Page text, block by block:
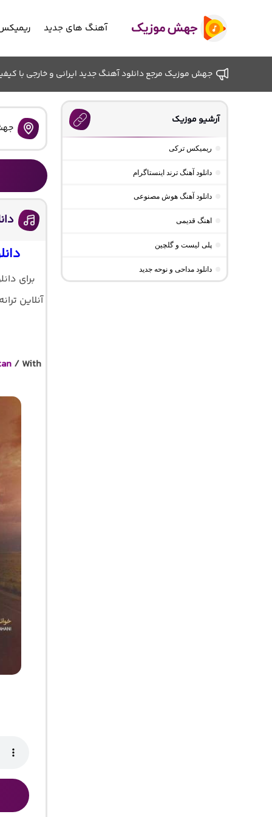
آهنگ های جدید
جهش موزیک مرجع دانلود آهنگ جدید ایرانی و خارجی با
برای
آنلاین
/ With
آرشیو موزیک
ریمیکس ترکی
دانلود آهنگ ترند اینستاگرام
دانلود آهنگ هوش مصنوعی
اهنگ قدیمی
پلی لیست و گلچین
دانلود مداحی و نوحه جدید